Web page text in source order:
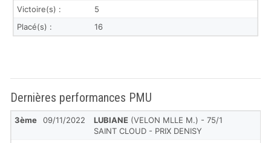
Victoire(s) :
5
Placé(s) :
16
Dernières performances PMU
3ème 09/11/2022 LUBIANE (VELON MLLE M.) - 75/1
SAINT CLOUD - PRIX DENISY